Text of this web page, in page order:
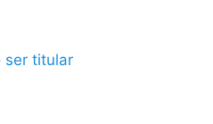
ser titular